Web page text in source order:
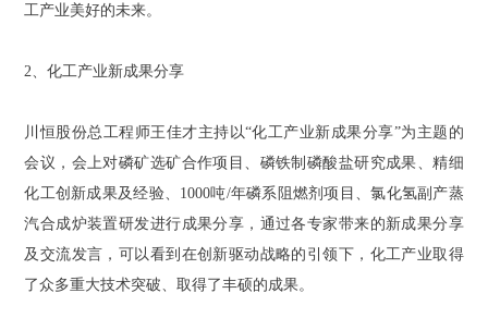
工产业美好的未来。
2、化工产业新成果分享
川恒股份总工程师王佳才主持以“化工产业新成果分享”为主题的
会议，会上对磷矿选矿合作项目、磷铁制磷酸盐研究成果、精细
化工创新成果及经验、1000吨/年磷系阻燃剂项目、氯化氢副产蒸
汽合成炉装置研发进行成果分享，通过各专家带来的新成果分享
及交流发言，可以看到在创新驱动战略的引领下，化工产业取得
了众多重大技术突破、取得了丰硕的成果。